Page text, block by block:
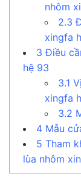
nhôm
2.3
xingfa
3 Điều
hệ 93
3.1
xingfa
3.2
4 Mẫu
5 Tham
lùa nhôm